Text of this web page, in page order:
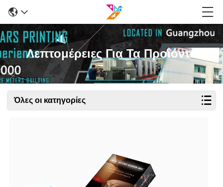
Λεπτομέρειες Για Τα Προϊόντα
Όλες οι κατηγορίες